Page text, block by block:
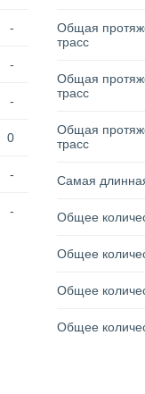
-
-
-
0
-
-
Общая
трасс
Общая
трасс
Общая
трасс
Самая
Общее
Общее
Общее
Общее